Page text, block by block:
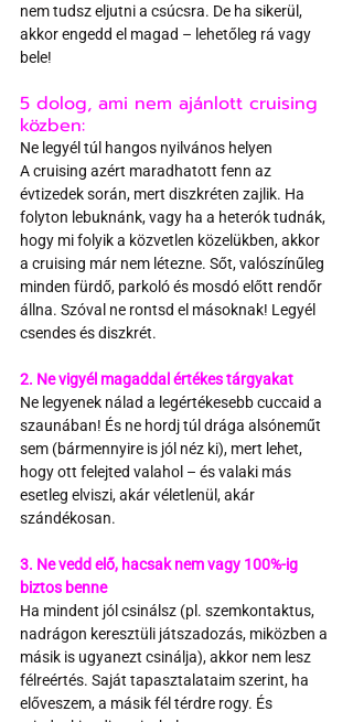
nem tudsz eljutni a csúcsra. De ha sikerül,
akkor engedd el magad – lehetőleg rá vagy
bele!
5 dolog, ami nem ajánlott cruising
közben:
Ne legyél túl hangos nyilvános helyen
A cruising azért maradhatott fenn az
évtizedek során, mert diszkréten zajlik. Ha
folyton lebuknánk, vagy ha a heterók tudnák,
hogy mi folyik a közvetlen közelükben, akkor
a cruising már nem létezne. Sőt, valószínűleg
minden fürdő, parkoló és mosdó előtt rendőr
állna. Szóval ne rontsd el másoknak! Legyél
csendes és diszkrét.
2. Ne vigyél magaddal értékes tárgyakat
Ne legyenek nálad a legértékesebb cuccaid a
szaunában! És ne hordj túl drága alsóneműt
sem (bármennyire is jól néz ki), mert lehet,
hogy ott felejted valahol – és valaki más
esetleg elviszi, akár véletlenül, akár
szándékosan.
3. Ne vedd elő, hacsak nem vagy 100%-ig
biztos benne
Ha mindent jól csinálsz (pl. szemkontaktus,
nadrágon keresztüli játszadozás, miközben a
másik is ugyanezt csinálja), akkor nem lesz
félreértés. Saját tapasztalataim szerint, ha
előveszem, a másik fél térdre rogy. És